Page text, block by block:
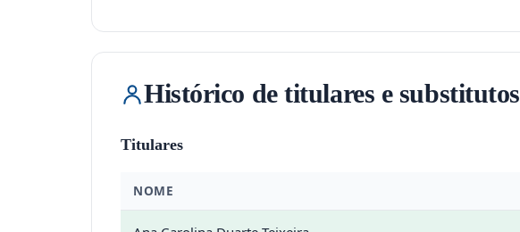
Histórico de titulares e substitutos
Titulares
NOME